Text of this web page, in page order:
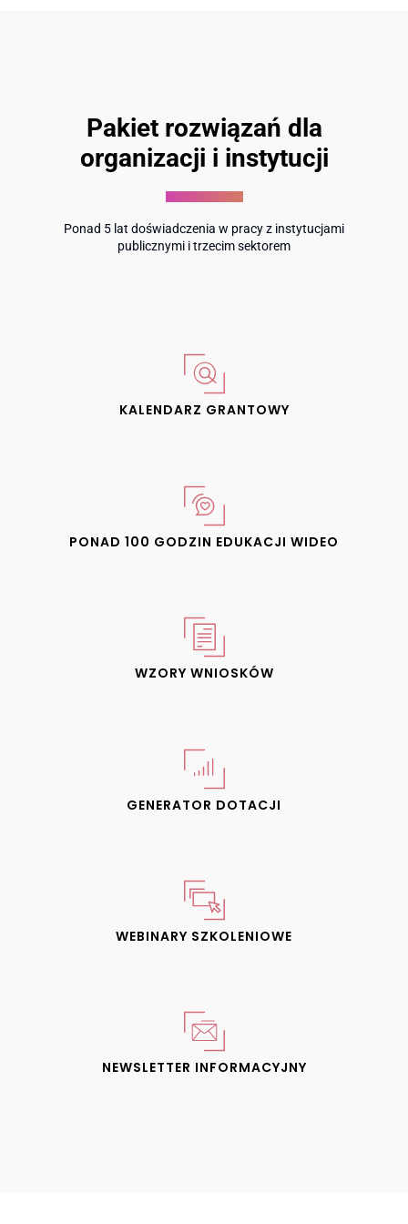
Pakiet rozwiązań dla
organizacji i instytucji
Ponad 5 lat doświadczenia w pracy z instytucjami
publicznymi i trzecim sektorem
KALENDARZ GRANTOWY
PONAD 100 GODZIN EDUKACJI WIDEO
WZORY WNIOSKÓW
GENERATOR DOTACJI
WEBINARY SZKOLENIOWE
NEWSLETTER INFORMACYJNY